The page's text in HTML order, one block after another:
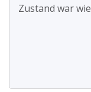
Zustand war